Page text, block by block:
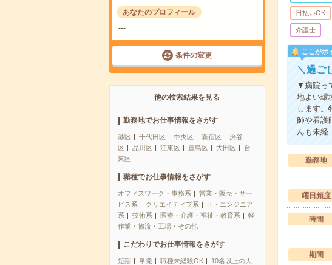
あなたのプロフィール
---
条件の変更
他の検索結果を見る
勤務地でお仕事情報をさがす
港区 千代田区 中央区 新宿区
渋谷
区
品川区 江東区 豊島区 大田区
台
東区
職種でお仕事情報をさがす
オフィスワーク・事務系
営業・販売・サー
ビス系
クリエイティブ系
IT・エンジニア
系
技術系 医療・介護・福祉・教育系
軽
作業・物流・工場・その他
こだわりでお仕事情報をさがす
短期 単発 職種未経験OK
10名以上の大
日払いOK
介護士
ここがポ
＼過ご
▼病院っ
地よい環
します。
師や看護
んも未
勤務地
曜日頻度
時間
期間